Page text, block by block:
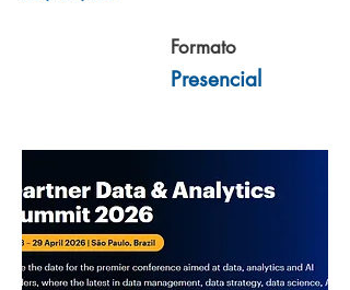
Formato
Presencial